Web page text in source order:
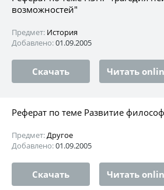
возможностей"
Предмет: История
Добавлено:01.09.2005
Скачать Читать
Реферат по теме Развитие
Предмет:Другое
Добавлено:01.09.2005
Скачать Читать